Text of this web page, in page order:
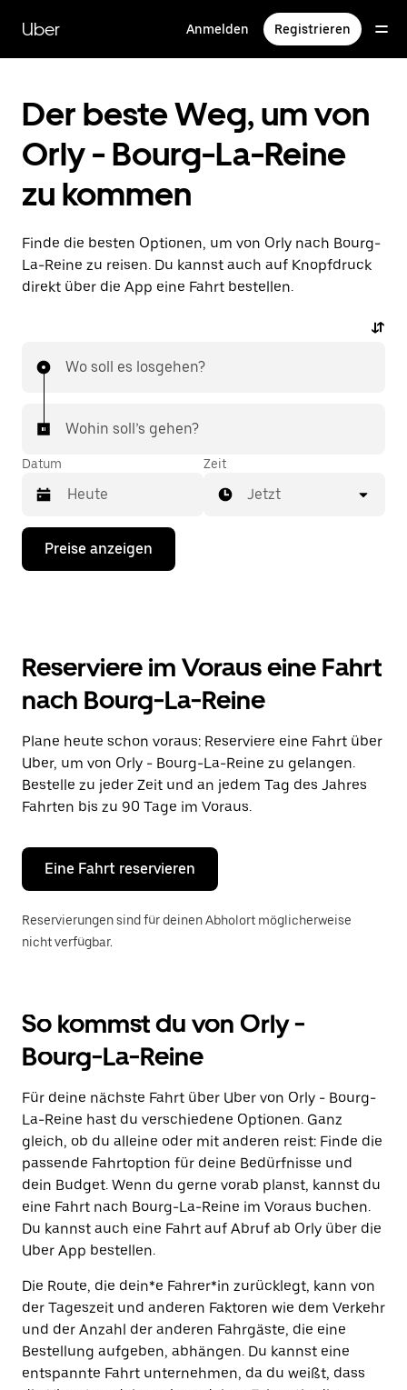
zum
Hauptinhalt
Uber Anmelden Registrieren
Der beste Weg, um von
Orly - Bourg-La-Reine
zu kommen
Finde die besten Optionen, um von Orly nach Bourg-
La-Reine zu reisen. Du kannst auch auf Knopfdruck
direkt über die App eine Fahrt bestellen.
Wo soll es losgehen?
Wohin soll’s gehen?
Datum
Drücke
Nach-
Kalender
interagieren
ein
Datum
auszuwählen.
Drücke
die
Escape-
um
den
Kalender
schließen.
Zeit
Jetzt
Preise anzeigen
Reserviere im Voraus eine Fahrt
nach Bourg-La-Reine
Plane heute schon voraus: Reserviere eine Fahrt über
Uber, um von Orly - Bourg-La-Reine zu gelangen.
Bestelle zu jeder Zeit und an jedem Tag des Jahres
Fahrten bis zu 90 Tage im Voraus.
Eine Fahrt reservieren
Reservierungen sind für deinen Abholort möglicherweise
nicht verfügbar.
So kommst du von Orly -
Bourg-La-Reine
Für deine nächste Fahrt über Uber von Orly - Bourg-
La-Reine hast du verschiedene Optionen. Ganz
gleich, ob du alleine oder mit anderen reist: Finde die
passende Fahrtoption für deine Bedürfnisse und
dein Budget. Wenn du gerne vorab planst, kannst du
eine Fahrt nach Bourg-La-Reine im Voraus buchen.
Du kannst auch eine Fahrt auf Abruf ab Orly über die
Uber App bestellen.
Die Route, die dein*e Fahrer*in zurücklegt, kann von
der Tageszeit und anderen Faktoren wie dem Verkehr
und der Anzahl der anderen Fahrgäste, die eine
Bestellung aufgeben, abhängen. Du kannst eine
entspannte Fahrt unternehmen, da du weißt, dass